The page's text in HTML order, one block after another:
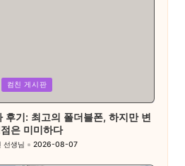
컴친 게시판
후기: 최고의 폴더블폰, 하지만 변
은 미미하다
선생님 2026-08-07